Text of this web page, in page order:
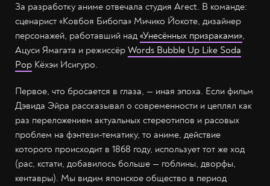
За разработку аниме отвечала студия Arect. В команде:
сценарист «Ковбоя Бибопа» Мичико Йокоте, дизайнер
персонажей, работавший над «Унесённых призраками»,
Ацуси Ямагата и режиссёр Words Bubble Up Like Soda
Pop Кёхэи Исигуро.
Первое, что бросается в глаза, — иная эпоха. Если фильм
Дэвида Эйра рассказывал о современности и цеплял как
раз переложением актуальных стереотипов и расовых
проблем на фэнтези-тематику, то аниме, действие
которого происходит в 1868 году, использует тот же ход
(рас, кстати, добавилось больше — гоблины, дворфы,
кентавры). Мы видим японское общество в период